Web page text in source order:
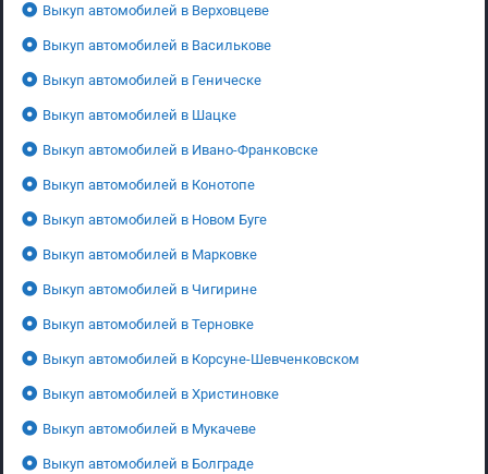
Выкуп автомобилей в Верховцеве
Выкуп автомобилей в Василькове
Выкуп автомобилей в Геническе
Выкуп автомобилей в Шацке
Выкуп автомобилей в Ивано-Франковске
Выкуп автомобилей в Конотопе
Выкуп автомобилей в Новом Буге
Выкуп автомобилей в Марковке
Выкуп автомобилей в Чигирине
Выкуп автомобилей в Терновке
Выкуп автомобилей в Корсуне-Шевченковском
Выкуп автомобилей в Христиновке
Выкуп автомобилей в Мукачеве
Выкуп автомобилей в Болграде